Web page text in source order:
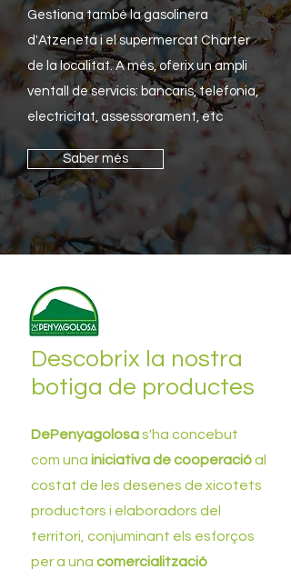
Gestiona també la gasolinera
d'Atzeneta i el supermercat Charter
de la localitat. A més, oferix un ampli
ventall de servicis: bancaris, telefonia,
electricitat, assessorament, etc
Saber més
Descobrix la nostra
botiga de productes
DePenyagolosas'ha concebut
com una iniciativa de cooperacióal
costat de les desenes de xicotets
productors i elaboradors del
territori, conjuminant els esforços
per a una comercialització